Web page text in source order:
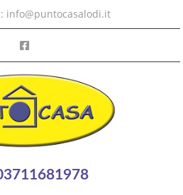
info@puntocasalodi.it